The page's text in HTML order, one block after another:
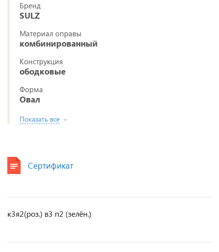
Бренд
SULZ
Материал оправы
комбинированный
Конструкция
ободковые
Форма
Овал
Показать все
Сертификат
к3я2(роз.) в3 п2 (зелён.)